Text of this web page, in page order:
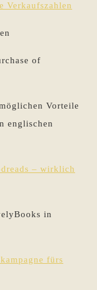
Verkaufszahlen
of
Vorteile
englischen
– wirklich
in
fürs